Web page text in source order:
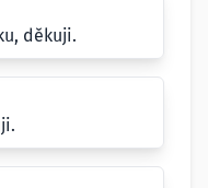
děkuji.